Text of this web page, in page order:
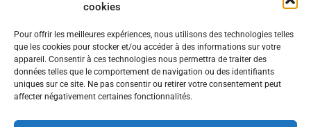
cookies
Pour offrir les meilleures expériences, nous utilisons des technologies telles
que les cookies pour stocker et/ou accéder à des informations sur votre
appareil. Consentir à ces technologies nous permettra de traiter des
données telles que le comportement de navigation ou des identifiants
uniques sur ce site. Ne pas consentir ou retirer votre consentement peut
affecter négativement certaines fonctionnalités.
•Contact